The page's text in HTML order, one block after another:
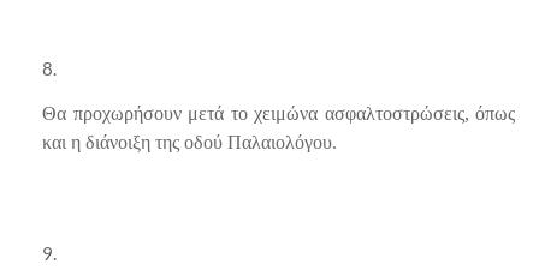
Θα προχωρήσουν μετά το χειμώνα ασφαλτοστρώσεις, όπως
και η διάνοιξη της οδού Παλαιολόγου.